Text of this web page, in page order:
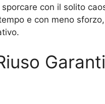
con il solito
e con meno